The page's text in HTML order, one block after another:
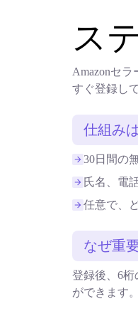
ス
Amazonセ
すぐ登録し
仕組み
30日間の
氏名、電
任意で、
なぜ重
登録後、6桁
ができます。